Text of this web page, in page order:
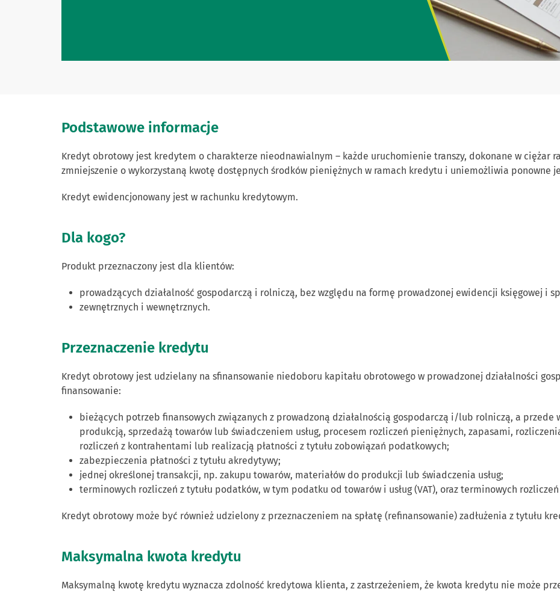
Podstawowe informacje
Kredyt obrotowy jest kredytem o charakterze nieodnawialnym – każde uruchomienie transzy, dokonane w ciężar
zmniejszenie o wykorzystaną kwotę dostępnych środków pieniężnych w ramach kredytu i uniemożliwia ponowne
Kredyt ewidencjonowany jest w rachunku kredytowym.
Dla kogo?
Produkt przeznaczony jest dla klientów:
prowadzących działalność gospodarczą i rolniczą, bez względu na formę prowadzonej ewidencji księgowej i
zewnętrznych i wewnętrznych.
Przeznaczenie kredytu
Kredyt obrotowy jest udzielany na sfinansowanie niedoboru kapitału obrotowego w prowadzonej działalności
finansowanie:
bieżących potrzeb finansowych związanych z prowadzoną działalnością gospodarczą i/lub rolniczą, a przede
produkcją, sprzedażą towarów lub świadczeniem usług, procesem rozliczeń pieniężnych, zapasami,
rozliczeń z kontrahentami lub realizacją płatności z tytułu zobowiązań podatkowych;
zabezpieczenia płatności z tytułu akredytywy;
jednej określonej transakcji, np. zakupu towarów, materiałów do produkcji lub świadczenia usług;
terminowych rozliczeń z tytułu podatków, w tym podatku od towarów i usług (VAT), oraz terminowych
Kredyt obrotowy może być również udzielony z przeznaczeniem na spłatę (refinansowanie) zadłużenia z tytułu
Maksymalna kwota kredytu
Maksymalną kwotę kredytu wyznacza zdolność kredytowa klienta, z zastrzeżeniem, że kwota kredytu nie może